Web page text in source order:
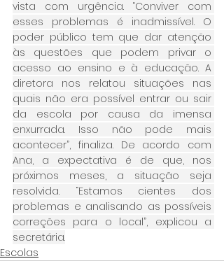
vista com urgência. “Conviver com
esses problemas é inadmissível. O
poder público tem que dar atenção
às questões que podem privar o
acesso ao ensino e à educação. A
diretora nos relatou situações nas
quais não era possível entrar ou sair
da escola por causa da imensa
enxurrada. Isso não pode mais
acontecer”, finaliza. De acordo com
Ana, a expectativa é de que, nos
próximos meses, a situação seja
resolvida. “Estamos cientes dos
problemas e analisando as possíveis
correções para o local”, explicou a
secretária.
Escolas